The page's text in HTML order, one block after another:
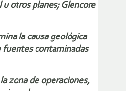
otros planes; Glencore
la causa geológica
fuentes contaminadas
zona de operaciones,